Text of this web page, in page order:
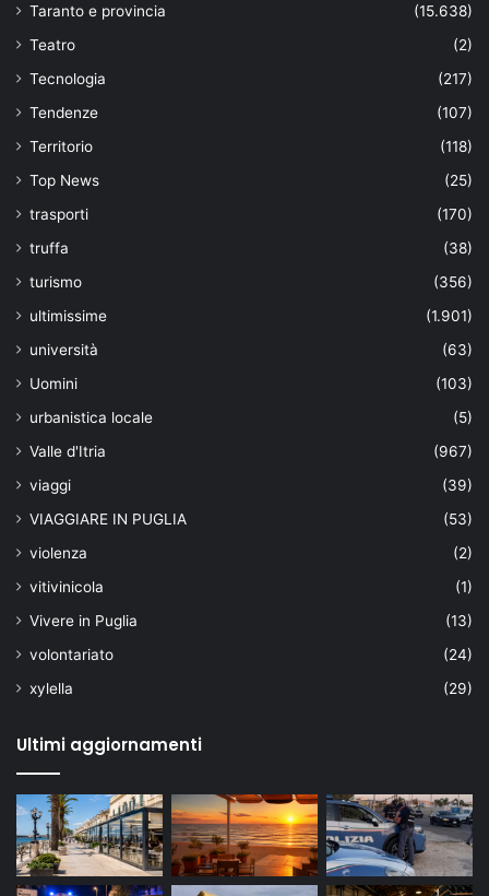
Taranto e provincia
(15.638)
Teatro
(2)
Tecnologia
(217)
Tendenze
(107)
Territorio
(118)
Top News
(25)
trasporti
(170)
truffa
(38)
turismo
(356)
ultimissime
(1.901)
università
(63)
Uomini
(103)
urbanistica locale
(5)
Valle d'Itria
(967)
viaggi
(39)
VIAGGIARE IN PUGLIA
(53)
violenza
(2)
vitivinicola
(1)
Vivere in Puglia
(13)
volontariato
(24)
xylella
(29)
Ultimi aggiornamenti